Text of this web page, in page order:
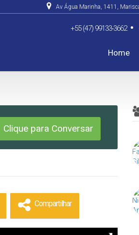
Av Água Marinha, 1411 ,
+55 (47) 99133-3662
Home
Clique para Conversar
Compartilhar